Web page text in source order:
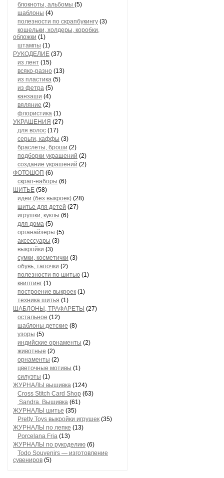
блокноты, альбомы (5)
шаблоны (4)
полезности по скрапбукингу (3)
кошельки, холдеры, коробки,
обложки (1)
штампы (1)
РУКОДЕЛИЕ (37)
из лент (15)
всяко-разно (13)
из пластика (5)
из фетра (5)
канзаши (4)
вяляние (2)
флористика (1)
УКРАШЕНИЯ (27)
для волос (17)
серьги, каффы (3)
браслеты, броши (2)
подборки украшений (2)
создание украшений (2)
ФОТОШОП (6)
скрап-наборы (6)
ШИТЬЕ (58)
идеи (без выкроек) (28)
шитье для детей (27)
игрушки, куклы (6)
для дома (5)
органайзеры (5)
аксессуары (3)
выкройки (3)
сумки, косметички (3)
обувь, тапочки (2)
полезности по шитью (1)
квилтинг (1)
построение выкроек (1)
техника шитья (1)
ШАБЛОНЫ, ТРАФАРЕТЫ (27)
остальное (12)
шаблоны детские (8)
узоры (5)
индийские орнаменты (2)
животные (2)
орнаменты (2)
цветочные мотивы (1)
силуэты (1)
ЖУРНАЛЫ вышивка (124)
Cross Stitch Card Shop (63)
Sandra. Вышивка (61)
ЖУРНАЛЫ шитье (35)
Pretty Toys выкройки игрушек (35)
ЖУРНАЛЫ по лепке (13)
Porcelana Fria (13)
ЖУРНАЛЫ по рукоделию (6)
Todo Souvenirs — изготовление
сувениров (5)